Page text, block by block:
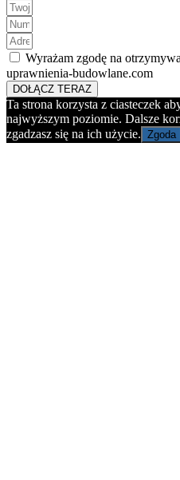
Wyrażam zgodę na
uprawnienia-budowlane.com
DOŁĄCZ TERAZ
Ta strona korzysta z ciasteczek
najwyższym poziomie. Dalsze
zgadzasz się na ich użycie. Zgoda